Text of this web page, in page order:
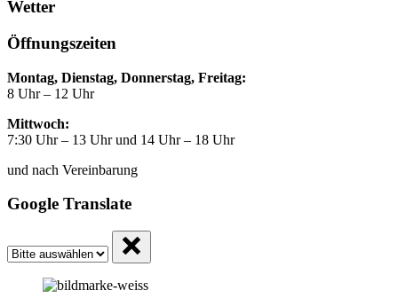
Wetter
Öffnungszeiten
Montag, Dienstag, Donnerstag, Freitag:
8 Uhr – 12 Uhr
Mittwoch:
7:30 Uhr – 13 Uhr und 14 Uhr – 18 Uhr
und nach Vereinbarung
Google Translate